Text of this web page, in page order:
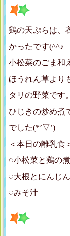
鶏の天ぷらは、
かったです(^^♪
小松菜のごま和
ほうれん草より
タリの野菜です。
ひじきの炒め煮
でした(*’▽’)
＜本日の離乳食
◌小松菜と鶏の
◌大根とにんじ
◌みそ汁